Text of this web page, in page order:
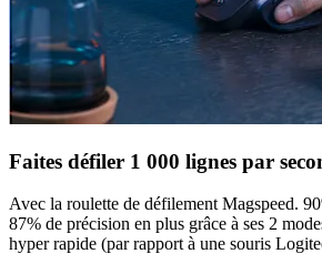
Faites défiler 1 000 lignes par
Avec la roulette de défilement Magspeed.
87% de précision en plus grâce à ses 2
hyper rapide (par rapport à une souris